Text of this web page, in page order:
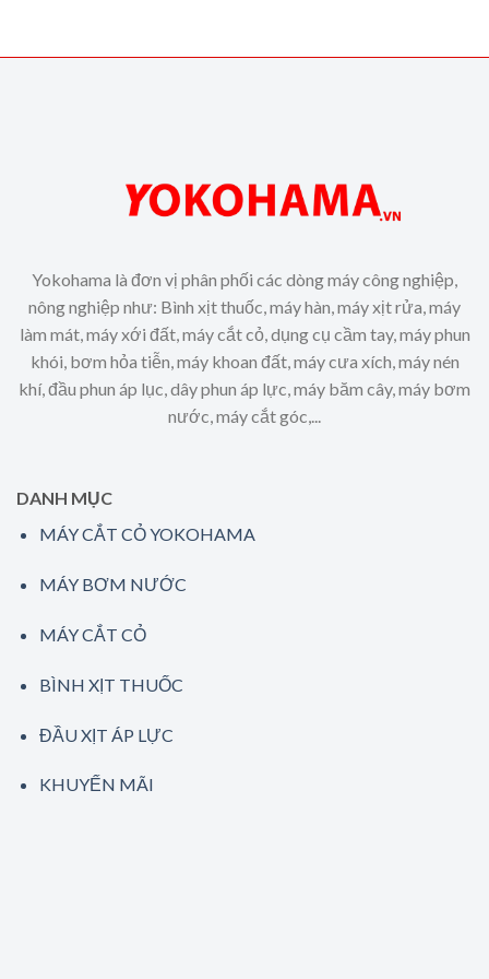
Yokohama là đơn vị phân phối các dòng máy công nghiệp,
nông nghiệp như: Bình xịt thuốc, máy hàn, máy xịt rửa, máy
làm mát, máy xới đất, máy cắt cỏ, dụng cụ cầm tay, máy phun
khói, bơm hỏa tiễn, máy khoan đất, máy cưa xích, máy nén
khí, đầu phun áp lục, dây phun áp lực, máy băm cây, máy bơm
nước, máy cắt góc,...
DANH MỤC
MÁY CẮT CỎ YOKOHAMA
MÁY BƠM NƯỚC
MÁY CẮT CỎ
BÌNH XỊT THUỐC
ĐẦU XỊT ÁP LỰC
KHUYẾN MÃI